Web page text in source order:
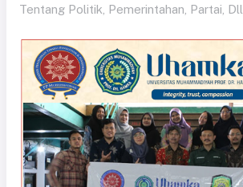
Tentang Politik, Pemerintahan, Partai, Dll